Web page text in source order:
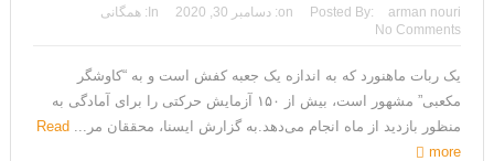
Posted By: arman nouri
on: دسامبر 30, 2020 In: همگانی
No Comments
یک ربات ماه­نورد که به اندازه یک جعبه کفش است و به “کاوشگر
مکعبی” مشهور است، بیش از ۱۵۰ آزمایش حرکتی را برای آمادگی به
منظور بازدید از ماه انجام می­‌دهد.به گزارش ایسنا، محققان مر... Read
more